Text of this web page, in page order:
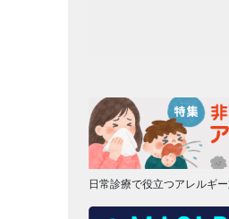
日常診療で役立つアレルギ